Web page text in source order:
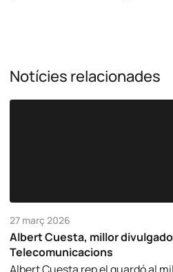
Notícies relacionades
27 març 2026
Albert Cuesta, millor
Telecomunicacions